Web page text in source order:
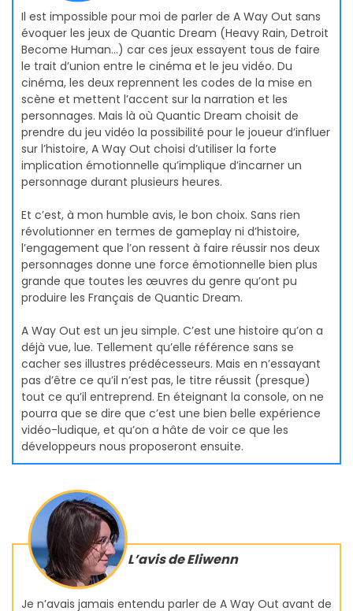
Il est impossible pour moi de parler de A Way Out sans
évoquer les jeux de Quantic Dream (Heavy Rain, Detroit
Become Human…) car ces jeux essayent tous de faire
le trait d’union entre le cinéma et le jeu vidéo. Du
cinéma, les deux reprennent les codes de la mise en
scène et mettent l’accent sur la narration et les
personnages. Mais là où Quantic Dream choisit de
prendre du jeu vidéo la possibilité pour le joueur d’influer
sur l’histoire, A Way Out choisi d’utiliser la forte
implication émotionnelle qu’implique d’incarner un
personnage durant plusieurs heures.
Et c’est, à mon humble avis, le bon choix. Sans rien
révolutionner en termes de gameplay ni d’histoire,
l’engagement que l’on ressent à faire réussir nos deux
personnages donne une force émotionnelle bien plus
grande que toutes les œuvres du genre qu’ont pu
produire les Français de Quantic Dream.
A Way Out est un jeu simple. C’est une histoire qu’on a
déjà vue, lue. Tellement qu’elle référence sans se
cacher ses illustres prédécesseurs. Mais en n’essayant
pas d’être ce qu’il n’est pas, le titre réussit (presque)
tout ce qu’il entreprend. En éteignant la console, on ne
pourra que se dire que c’est une bien belle expérience
vidéo-ludique, et qu’on a hâte de voir ce que les
développeurs nous proposeront ensuite.
L’avis de Eliwenn
Je n’avais jamais entendu parler de A Way Out avant de